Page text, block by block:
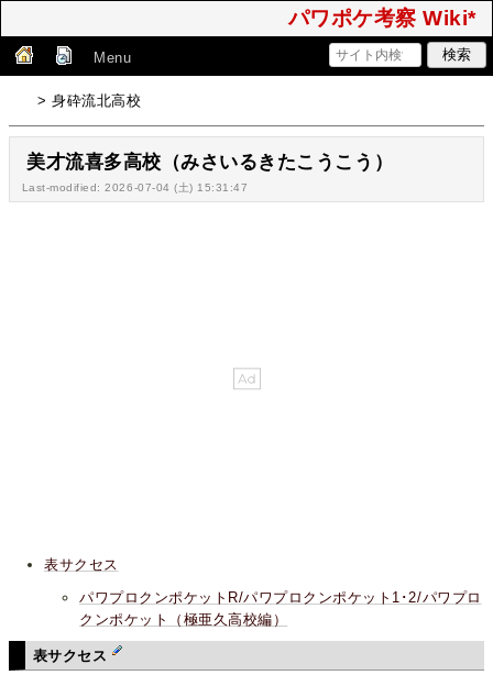
パワポケ考察 Wiki*
Menu
> 身砕流北高校
美才流喜多高校（みさいるきたこうこう）
Last-modified: 2026-07-04 (土) 15:31:47
表サクセス
パワプロクンポケットR/パワプロクンポケット1･2/パワプロ
クンポケット（極亜久高校編）
表サクセス